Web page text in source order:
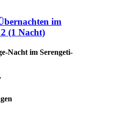
im
(1 Nacht)
Nacht im Serengeti-